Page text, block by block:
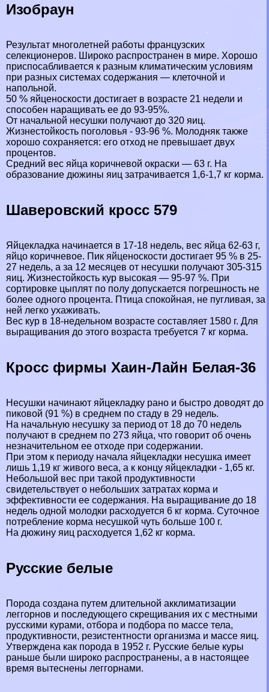
Изобраун
Результат многолетней работы французских
селекционеров. Широко распространен в мире. Хорошо
приспосабливается к разным климатическим условиям
при разных системах содержания — клеточной и
напольной.
50 % яйценоскости достигает в возрасте 21 недели и
способен наращивать ее до 93-95%.
От начальной несушки получают до 320 яиц.
Жизнестойкость поголовья - 93-96 %. Молодняк также
хорошо сохраняется: его отход не превышает двух
процентов.
Средний вес яйца коричневой окраски — 63 г. На
образование дюжины яиц затрачивается 1,6-1,7 кг корма.
Шаверовский кросс 579
Яйцекладка начинается в 17-18 недель, вес яйца 62-63 г,
яйцо коричневое. Пик яйценоскости достигает 95 % в 25-
27 недель, а за 12 месяцев от несушки получают 305-315
яиц. Жизнестойкость кур высокая — 95-97 %. При
сортировке цыплят по полу допускается погрешность не
более одного процента. Птица спокойная, не пугливая, за
ней легко ухаживать.
Вес кур в 18-недельном возрасте составляет 1580 г. Для
выращивания до этого возраста требуется 7 кг корма.
Кросс фирмы Хаин-Лайн Белая-36
Несушки начинают яйцекладку рано и быстро доводят до
пиковой (91 %) в среднем по стаду в 29 недель.
На начальную несушку за период от 18 до 70 недель
получают в среднем по 273 яйца, что говорит об очень
незначительном ее отходе при содержании.
При этом к периоду начала яйцекладки несушка имеет
лишь 1,19 кг живого веса, а к концу яйцекладки - 1,65 кг.
Небольшой вес при такой продуктивности
свидетельствует о небольших затратах корма и
эффективности ее содержания. На выращивание до 18
недель одной молодки расходуется 6 кг корма. Суточное
потрeбление корма несушкой чуть больше 100 г.
На дюжину яиц расходуется 1,62 кг корма.
Русские белые
Порода создана путем длительной акклиматизации
леггорнов и последующего скрещивания их с местными
русскими курами, отбора и подбора по массе тела,
продуктивности, резистентности организма и массе яиц.
Утверждена как порода в 1952 г. Русские белые куры
раньше были широко распространены, а в настоящее
время вытеснены леггорнами.